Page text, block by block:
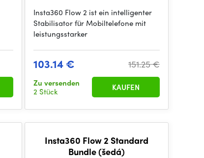
Insta360 Flow 2 ist ein intelligenter
Stabilisator für Mobiltelefone mit
leistungsstarker
103.14 € 151.25 €
Zu versenden
2 Stück
KAUFEN
Insta360 Flow 2 Standard
Bundle (šedá)